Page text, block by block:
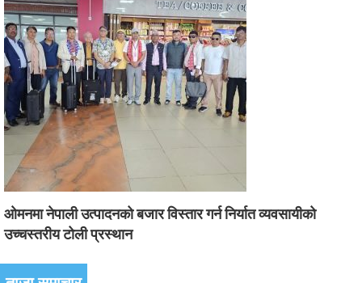
ओमनमा नेपाली उत्पादनको बजार विस्तार गर्न निर्यात व्यवसायीको
उच्चस्तरीय टोली प्रस्थान